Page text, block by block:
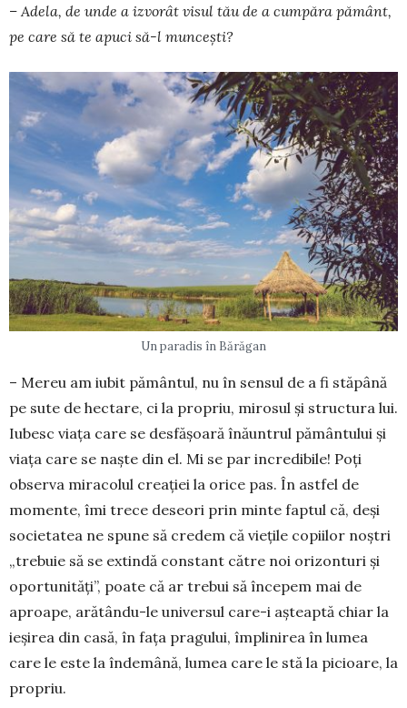
– Adela, de unde a izvorât visul tău de a cum­păra pământ,
pe care să te apuci să-l muncești?
Un paradis în Bărăgan
– Mereu am iubit pământul, nu în sensul de a fi stăpână
pe sute de hectare, ci la propriu, mi­rosul și structura lui.
Iubesc viața care se des­fă­șoară înăuntrul pământului și
viața care se naște din el. Mi se par incredibile! Poți
observa mira­colul creației la orice pas. În astfel de
momente, îmi trece deseori prin minte faptul că, deși
so­cietatea ne spune să credem că viețile copiilor noștri
„trebuie să se extindă constant către noi orizonturi și
oportunități”, poate că ar trebui să începem mai de
aproape, arătându-le universul care-i așteaptă chiar la
ieșirea din casă, în fața pragului, împlinirea în lumea
care le este la în­demână, lumea care le stă la picioare, la
propriu.